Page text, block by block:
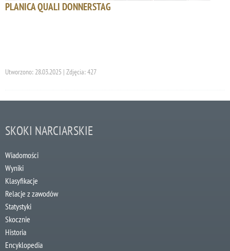
PLANICA QUALI DONNERSTAG
Utworzono: 28.03.2025 | Zdjęcia: 427
SKOKI NARCIARSKIE
Wiadomości
Wyniki
Klasyfikacje
Relacje z zawodów
Statystyki
Skocznie
Historia
Encyklopedia